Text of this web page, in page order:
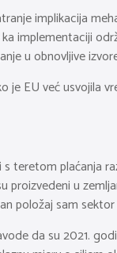
implikacija
implementaciji
u obnovljive
je EU već usvojila
teretom plaćanja
proizvedeni u
položaj sam
da su 2021.